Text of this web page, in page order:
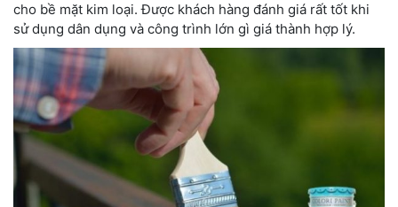
cho bề mặt kim loại. Được khách hàng đánh giá rất tốt khi
sử dụng dân dụng và công trình lớn gì giá thành hợp lý.